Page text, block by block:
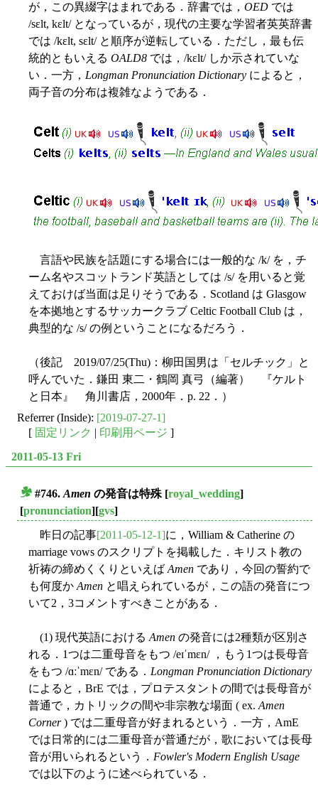
が，この異綴字はまれである．辞書では， OED では
/sɛlt, kɛlt/ となっているが，現代の主要な学習者英英辞書
では /kɛlt, sɛlt/ と順序が逆転している．ただし，最も伝
統的ともいえる OALD8 では，/kɛlt/ しか示されていな
い．一方， Longman Pronunciation Dictionary によると，
両子音の分布は複雑なようである．
言語や民族を話題にする場合には一般的な /k/ を，チ
ーム名やスコットランド英語としては /s/ を用いると覚
えておけば当面は足りそうである．Scotland は Glasgow
を本拠地とするサッカークラブ Celtic Football Club は，
典型的な /s/ の例ということになるだろう．
（後記 2019/07/25(Thu)：柳田国男は「セルチック」と
呼んでいた．鎌田 東二・鶴岡 真弓（編著） 『ケルト
と日本』 角川書店，2000年．p. 22．）
Referrer (Inside): [2019-07-27-1]
[ 固定リンク | 印刷用ページ ]
2011-05-13 Fri
#746.Amen の発音は特殊[royal_wedding]
[pronunciation][gvs]
昨日の記事[2011-05-12-1]に，William & Catherine の
marriage vows のスクリプトを掲載した．キリスト教の
祈祷の締めくくりといえばAmen であり，今回の誓約で
も何度かAmen と唱えられているが，この語の発音につ
いて2，3コメントすべきことがある．
(1) 現代英語におけるAmen の発音には2種類が区別さ
れる．1つは二重母音をもつ /eɪˈmɛn/ ，もう1つは長母音
をもつ /ɑːˈmɛn/ である． Longman Pronunciation Dictionary
によると，BrE では，プロテスタントの間では長母音が
普通で，カトリックの間や非宗教な場面 ( ex.Amen
Corner) では二重母音が好まれるという．一方，AmE
では日常的には二重母音が普通だが，歌においては長母
音が用いられるという． Fowler's Modern English Usage
では以下のように述べられている．